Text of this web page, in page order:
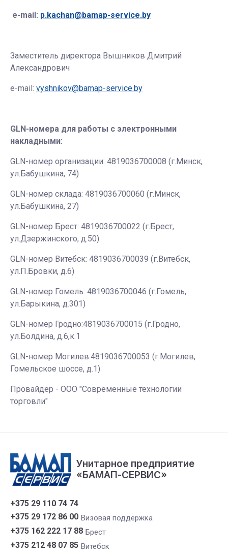
e-mail: p.kachan@bamap-service.by
Заместитель директора Вышников Дмитрий
Александрович
e-mail: vyshnikov@bamap-service.by
GLN-номера для работы с электронными
накладными:
GLN-номер организации: 4819036700008 (г.Минск,
ул.Бабушкина, 74)
GLN-номер склада: 4819036700060 (г.Минск,
ул.Бабушкина, 27)
GLN-номер Брест: 4819036700022 (г.Брест,
ул.Дзержинского, д.50)
GLN-номер Витебск: 4819036700039 (г.Витебск,
ул.П.Бровки, д.6)
GLN-номер Гомель: 4819036700046 (г.Гомель,
ул.Барыкина, д.301)
GLN-номер Гродно:4819036700015 (г.Гродно,
ул.Болдина, д.6,к.1
GLN-номер Могилев:4819036700053 (г.Могилев,
Гомельское шоссе, д.1)
Провайдер - ООО "Современные технологии
торговли"
Унитарное предприятие
«БАМАП-СЕРВИС»
+375 29 110 74 74
+375 29 172 86 00 Визовая поддержка
+375 162 222 17 88 Брест
+375 212 48 07 85 Витебск